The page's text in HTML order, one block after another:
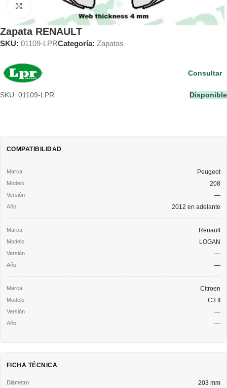
Clic para ampliar
Zapata RENAULT
SKU: 01109-LPRCategoría: Zapatas
SKU: 01109-LPR Disponible
Consultar
COMPATIBILIDAD
Peugeot
208
—
2012 en adelante
Renault
LOGAN
—
—
Citroen
C3 II
—
—
FICHA TÉCNICA
Diámetro 203 mm